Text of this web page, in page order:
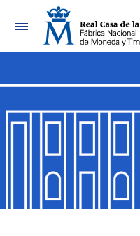
Nabigazioa
Erakutsi/Ezkutatu
Erakutsi/Ezkutatu
Erakutsi/Ezkutatu